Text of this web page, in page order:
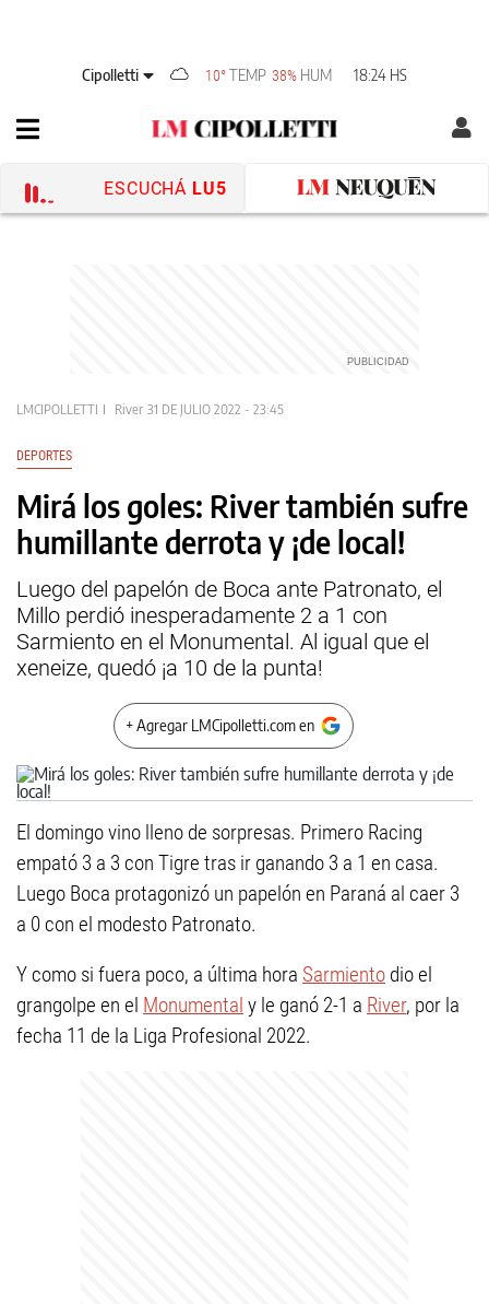
Cipolletti 10° TEMP 38% HUM 18:24 HS
ESCUCHÁ LU5
LMCIPOLLETTI River 31 DE JULIO 2022 - 23:45
DEPORTES
Mirá los goles: River también sufre
humillante derrota y ¡de local!
Luego del papelón de Boca ante Patronato, el
Millo perdió inesperadamente 2 a 1 con
Sarmiento en el Monumental. Al igual que el
xeneize, quedó ¡a 10 de la punta!
+ Agregar LMCipolletti.com en
El domingo vino lleno de sorpresas. Primero Racing
empató 3 a 3 con Tigre tras ir ganando 3 a 1 en casa.
Luego Boca protagonizó un papelón en Paraná al caer 3
a 0 con el modesto Patronato.
Y como si fuera poco, a última hora Sarmiento dio el
grangolpe en el Monumental y le ganó 2-1 a River, por la
fecha 11 de la Liga Profesional 2022.